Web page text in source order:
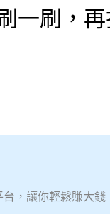
一刷，
，讓你輕鬆賺大